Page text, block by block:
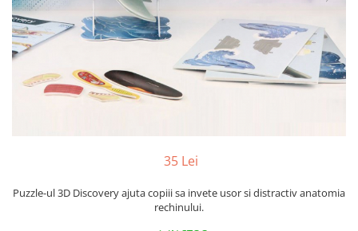
35 Lei
Puzzle-ul 3D Discovery ajuta copiii sa invete usor si distractiv anatomia
rechinului.